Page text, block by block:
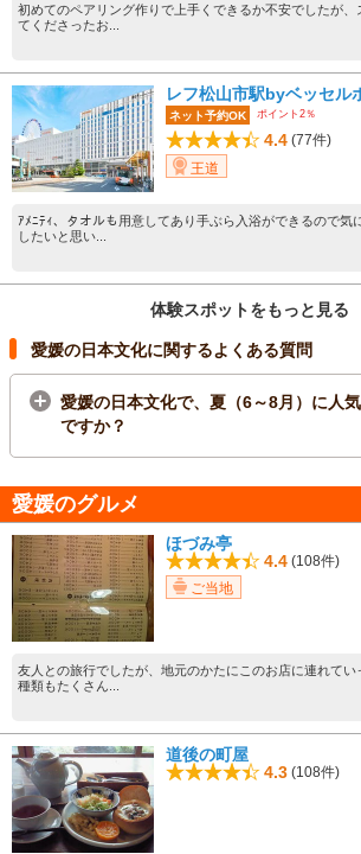
初めてのペアリング作りで上手くできるか不安でしたが、
てくださったお...
レフ松山市駅byベッセル
ネット予約OK ポイント2％
4.4 (77件)
王道
ｱﾒﾆﾃｨ、タオルも用意してあり手ぶら入浴ができるので気
したいと思い...
体験スポットをもっと見る
愛媛の日本文化に関するよくある質問
愛媛の日本文化で、夏（6～8月）に人
ですか？
愛媛のグルメ
ほづみ亭
4.4 (108件)
ご当地
友人との旅行でしたが、地元のかたにこのお店に連れて
種類もたくさん...
道後の町屋
4.3 (108件)